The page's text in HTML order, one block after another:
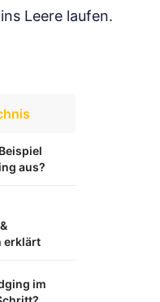
Leere laufen.
aus?
erklärt
im